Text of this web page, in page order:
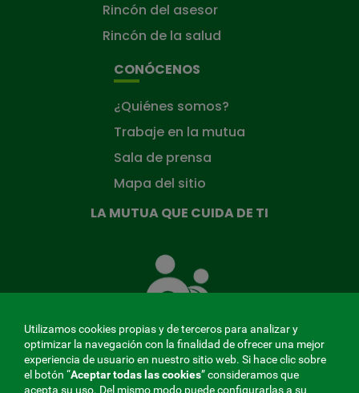
Rincón del asesor
Rincón de la salud
CONÓCENOS
¿Quiénes somos?
Trabaje en la mutua
Sala de prensa
Mapa del sitio
LA MUTUA QUE CUIDA DE TI
Mutua
que
ti
Utilizamos cookies propias y de terceros para analizar y
optimizar la navegación con la finalidad de ofrecer una mejor
experiencia de usuario en nuestro sitio web. Si hace clic sobre
el botón “Aceptar todas las cookies” consideramos que
acepta su uso. Del mismo modo puede configurarlas a su